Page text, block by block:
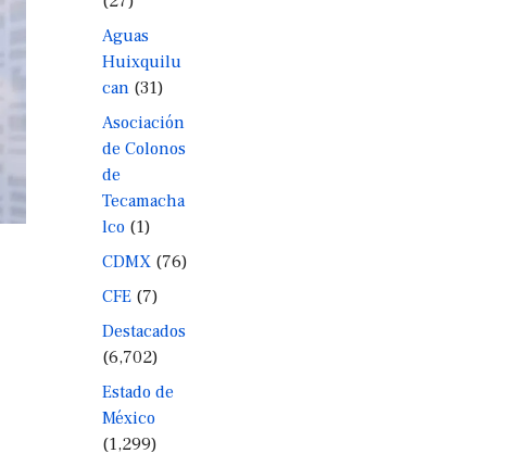
Aguas
Huixquilu
can (31)
Asociación
de Colonos
de
Tecamacha
lco (1)
CDMX (76)
CFE (7)
Destacados
(6,702)
Estado de
México
(1,299)